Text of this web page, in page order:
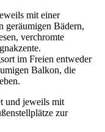
mit einer
geräumigen Bädern,
verchromte
im Freien entweder
Balkon, die
und jeweils mit
zur